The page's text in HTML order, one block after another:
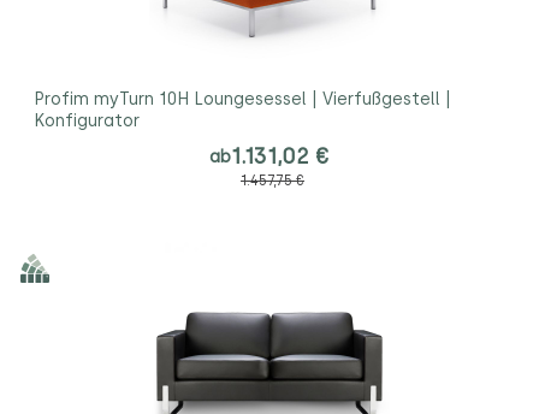
Profim myTurn 10H Loungesessel | Vierfußgestell |
Konfigurator
ab1.131,02 €
1.457,75 €